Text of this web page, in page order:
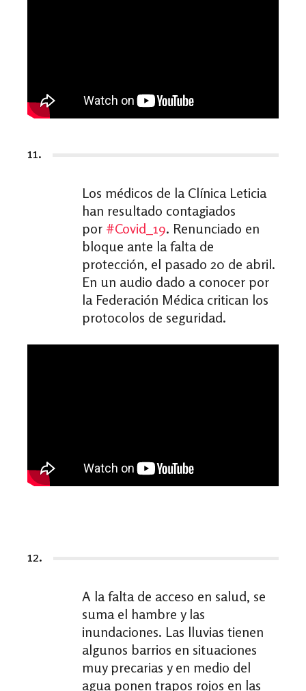
11.
Los médicos de la Clínica Leticia
han resultado contagiados
por #Covid_19. Renunciado en
bloque ante la falta de
protección, el pasado 20 de abril.
En un audio dado a conocer por
la Federación Médica critican los
protocolos de seguridad.
12.
A la falta de acceso en salud, se
suma el hambre y las
inundaciones. Las lluvias tienen
algunos barrios en situaciones
muy precarias y en medio del
agua ponen trapos rojos en las